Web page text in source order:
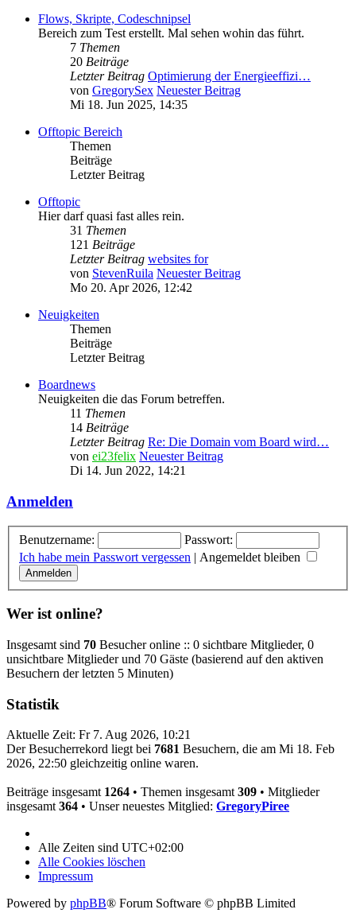
Flows, Skripte, Codeschnipsel
Bereich zum Test erstellt. Mal sehen wohin das führt.
7 Themen
20 Beiträge
Letzter Beitrag Optimierung der Energieeffizi…
von GregorySex Neuester Beitrag
Mi 18. Jun 2025, 14:35
Offtopic Bereich
Themen
Beiträge
Letzter Beitrag
Offtopic
Hier darf quasi fast alles rein.
31 Themen
121 Beiträge
Letzter Beitrag websites for
von StevenRuila Neuester Beitrag
Mo 20. Apr 2026, 12:42
Neuigkeiten
Themen
Beiträge
Letzter Beitrag
Boardnews
Neuigkeiten die das Forum betreffen.
11 Themen
14 Beiträge
Letzter Beitrag Re: Die Domain vom Board wird…
von ei23felix Neuester Beitrag
Di 14. Jun 2022, 14:21
Anmelden
Benutzername:
Passwort:
Ich habe mein Passwort vergessen | Angemeldet bleiben
Wer ist online?
Insgesamt sind 70 Besucher online :: 0 sichtbare Mitglieder, 0
unsichtbare Mitglieder und 70 Gäste (basierend auf den aktiven
Besuchern der letzten 5 Minuten)
Statistik
Aktuelle Zeit: Fr 7. Aug 2026, 10:21
Der Besucherrekord liegt bei 7681 Besuchern, die am Mi 18. Feb
2026, 22:50 gleichzeitig online waren.
Beiträge insgesamt 1264 • Themen insgesamt 309 • Mitglieder
insgesamt 364 • Unser neuestes Mitglied: GregoryPiree
Alle Zeiten sind UTC+02:00
Alle Cookies löschen
Impressum
Powered by phpBB® Forum Software © phpBB Limited